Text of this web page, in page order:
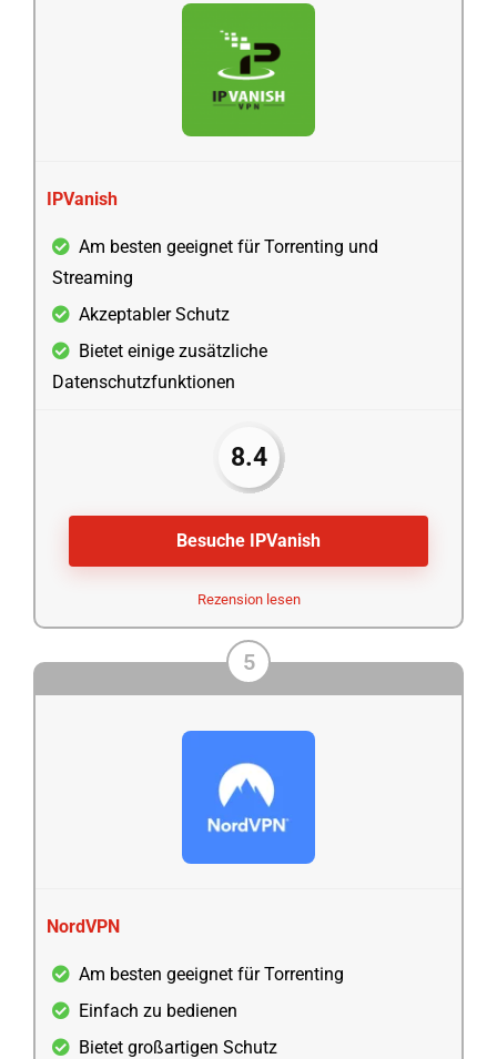
IPVanish
Am besten geeignet für Torrenting und
Streaming
Akzeptabler Schutz
Bietet einige zusätzliche
Datenschutzfunktionen
8.4
Besuche IPVanish
Rezension lesen
5
NordVPN
Am besten geeignet für Torrenting
Einfach zu bedienen
Bietet großartigen Schutz